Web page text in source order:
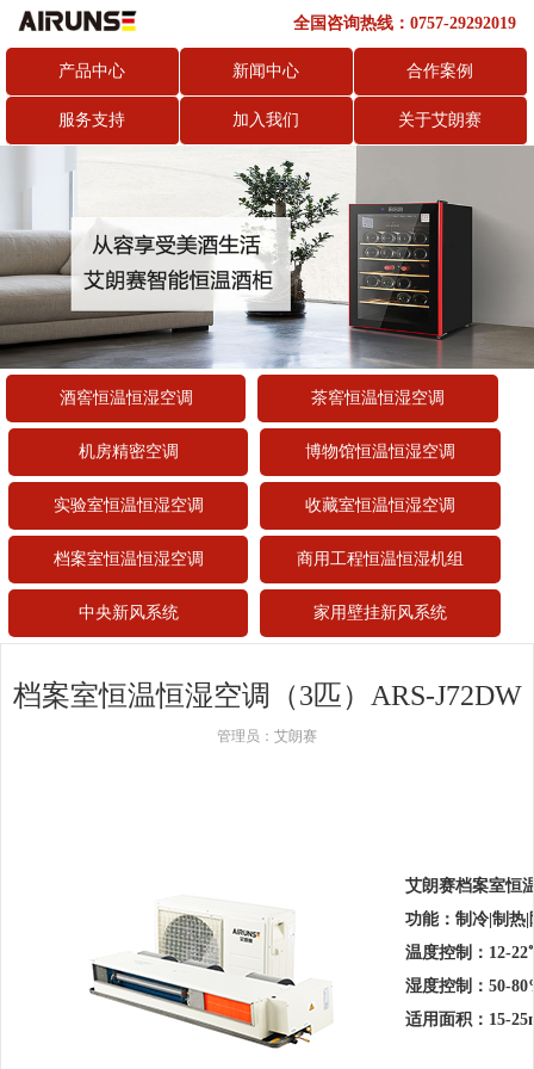
全国咨询热线：0757-29292019
产品中心 新闻中心 合作案例
服务支持 加入我们 关于艾朗赛
酒窖恒温恒湿空调 茶窖恒温恒湿空调
机房精密空调 博物馆恒温恒湿空调
实验室恒温恒湿空调 收藏室恒温恒湿空调
档案室恒温恒湿空调 商用工程恒温恒湿机组
中央新风系统 家用壁挂新风系统
档案室恒温恒湿空调（3匹）ARS-J72DW
管理员：艾朗赛
艾朗赛档案室恒
功能：制冷|制热|
温度控制：12-
湿度控制：50-
适用面积：15-